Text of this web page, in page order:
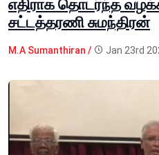
எதிராக தொடர்ந்த
சட்டத்தரணி சுமந்திரன்
M.A Sumanthiran / Jan 23rd